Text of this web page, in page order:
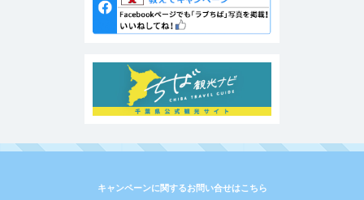
キャンペーンに関するお問い合せはこちら